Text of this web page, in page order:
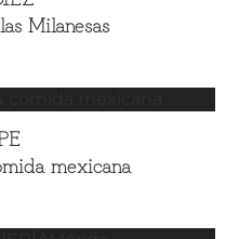
Milanesas
mexicana